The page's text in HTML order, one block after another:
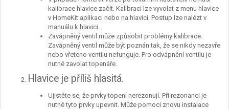
kalibrace hlavice začít. Kalibraci lze vyvolat z menu hlavice
v HomeKit aplikaci nebo na hlavici. Postup lze nalézt v
manuálu k hlavici.
Zavápněný ventil může způsobit problémy kalibrace.
Zavápněný ventil může být poznán tak, že se nikdy nezavře
nebo vřeteno ventilu nefunguje. Pro odvápnění ventilu je
nutné zavolat topenáře.
Hlavice je příliš hlasitá.
Ujistěte se, že prvky topení nerezonují. Při rezonanci je
nutné tyto prvky upevnit. Může pomoci znovu instalace